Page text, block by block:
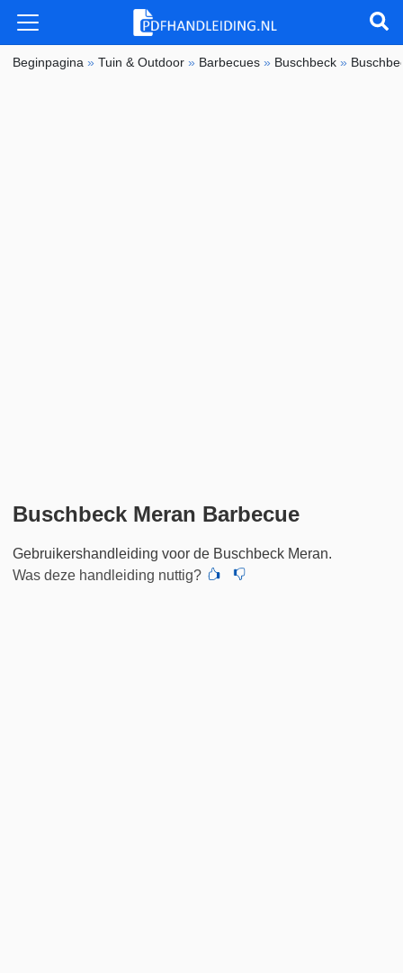
Beginpagina »Tuin & Outdoor » Barbecues » Buschbeck »
Buschbeck Meran Barbecue
Gebruikershandleiding voor de Buschbeck Meran.
Was deze handleiding nuttig?